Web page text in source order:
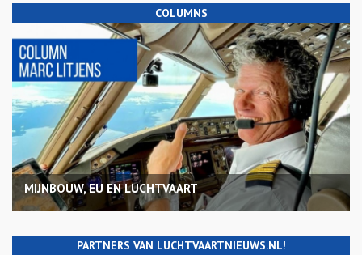
COLUMNS
MIJNBOUW, EU EN LUCHTVAART
PARTNERS VAN LUCHTVAARTNIEUWS.NL!